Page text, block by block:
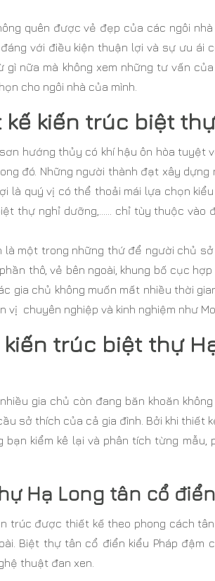
quên được vẻ đẹp của các ngôi
với điều kiện thuận lợi và sự ưu ái
gì nữa mà không xem những tư vấn
cho ngôi nhà của mình.
kiến trúc biệt
hướng thủy có khí hậu ôn hòa tuyệt
đó. Những người thành đạt xây
là quý vị có thể thoải mái lựa chọn
thự nghỉ dưỡng,…… chỉ tùy thuộc vào
là một trong những thứ để người chủ
thô, vẻ bên ngoài, khung bố cục
gia chủ không muốn mất nhiều thời
chuyên nghiệp và kinh nghiệm như
trúc biệt thự
gia chủ còn đang băn khoăn
sở thích của cả gia đình. Bởi khi thiết
bạn kiểm kê lại và phân tích từng mẫu,
Hạ Long tân cổ điển
trúc được thiết kế theo phong cách
Biệt thự tân cổ điển kiểu Pháp đậm
thuật đan xen.